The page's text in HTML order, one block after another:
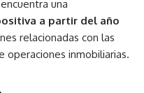
una
a partir del año
relacionadas con las
operaciones inmobiliarias.